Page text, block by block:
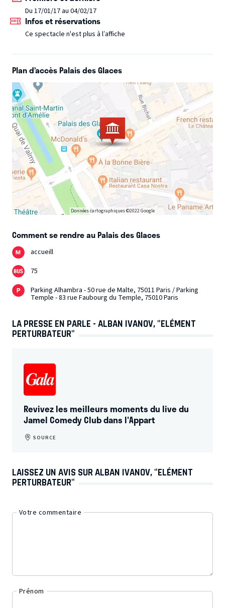
Spectacle déconseillé aux moins de 12 ans
Du 17/01/17 au 04/02/17
Infos et réservations
Ce spectacle n'est plus à l’affiche
Plan d’accès Palais des Glaces
Données cartographiques ©2022 Google
Comment se rendre au Palais des Glaces
accueill
75
Parking Alhambra - 50 rue de Malte, 75011 Paris / Parking
Temple - 83 rue Faubourg du Temple, 75010 Paris
LA PRESSE EN PARLE - ALBAN IVANOV, "ELÉMENT
PERTURBATEUR"
Revi­vez les meilleurs moments du live du
Jamel Comedy Club dans l'Appart
SOURCE
LAISSEZ UN AVIS SUR ALBAN IVANOV, "ELÉMENT
PERTURBATEUR"
Votre commentaire
Prénom